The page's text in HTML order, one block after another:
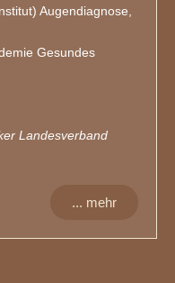
Augendiagnose,
Gesundes
Landesverband
... mehr